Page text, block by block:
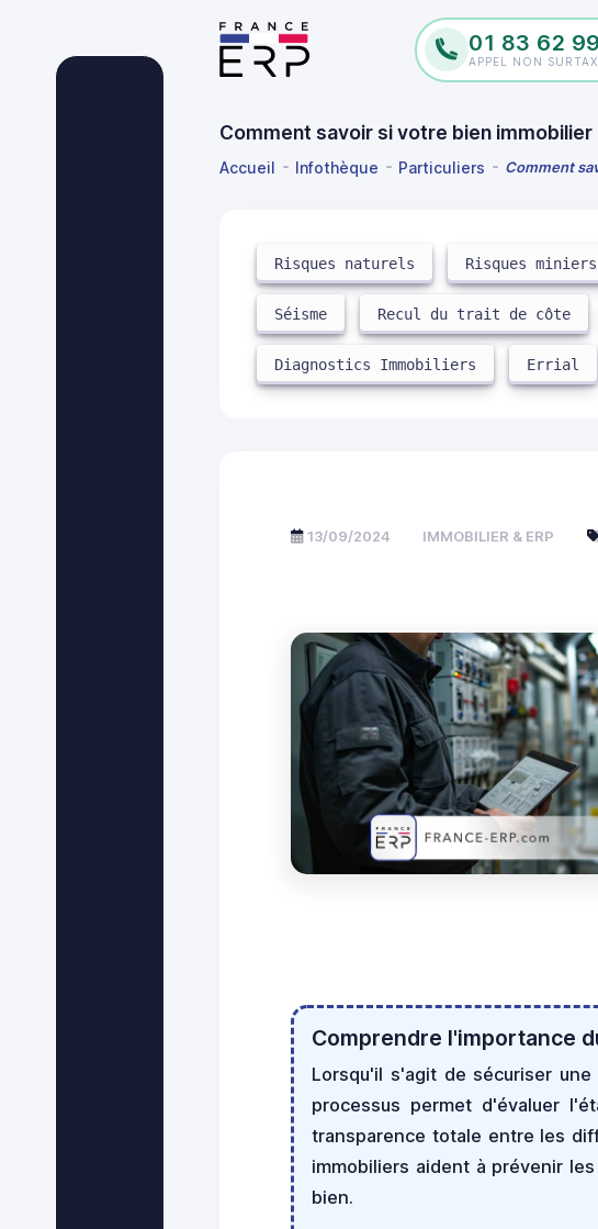
01 83 62
APPEL NON
Comment savoir si votre bien
Accueil Infothèque Particuliers Comment
Risques naturels Risques miniers
Séisme Recul du trait de côte
Diagnostics Immobiliers Errial
13/09/2024 IMMOBILIER & ERP
Comprendre l'importance
Lorsqu'il s'agit de sécuriser
processus permet d'évaluer
transparence totale entre les
immobiliers aident à prévenir
bien.